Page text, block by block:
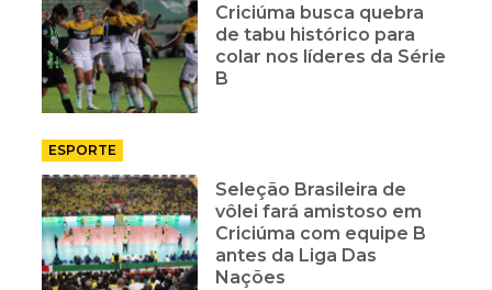
Criciúma busca quebra
de tabu histórico para
colar nos líderes da Série
B
ESPORTE
Seleção Brasileira de
vôlei fará amistoso em
Criciúma com equipe B
antes da Liga Das
Nações